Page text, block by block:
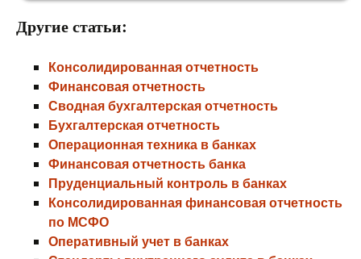
Другие статьи:
Консолидированная отчетность
Финансовая отчетность
Сводная бухгалтерская отчетность
Бухгалтерская отчетность
Операционная техника в банках
Финансовая отчетность банка
Пруденциальный контроль в банках
Консолидированная финансовая отчетность
по МСФО
Оперативный учет в банках